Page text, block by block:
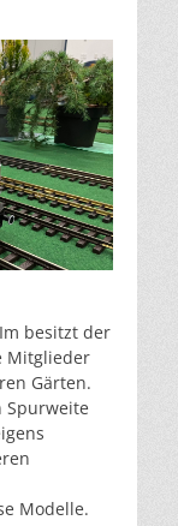
besitzt der
Mitglieder
Gärten.
Modelle.